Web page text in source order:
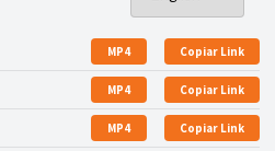
MP4 Copiar Link
MP4 Copiar Link
MP4 Copiar Link